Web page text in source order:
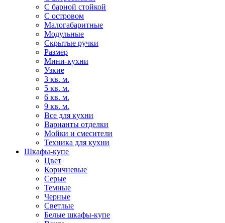
С барной стойкой
С островом
Малогабаритные
Модульные
Скрытые ручки
Размер
Мини-кухни
Узкие
3 кв. м.
5 кв. м.
6 кв. м.
9 кв. м.
Все для кухни
Варианты отделки
Мойки и смесители
Техника для кухни
Шкафы-купе
Цвет
Коричневые
Серые
Темные
Черные
Светлые
Белые шкафы-купе